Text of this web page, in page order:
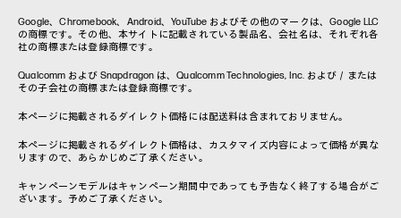
Google、Chromebook、Android、YouTube およびその他のマークは、Google LLC
の商標です。その他、本サイトに記載されている製品名、会社名は、それぞれ各
社の商標または登録商標です。
Qualcomm および Snapdragon は、Qualcomm Technologies, Inc. および／または
その子会社の商標または登録商標です。
本ページに掲載されるダイレクト価格には配送料は含まれておりません。
本ページに掲載されるダイレクト価格は、カスタマイズ内容によって価格が異な
りますので、あらかじめご了承ください。
キャンペーンモデルはキャンペーン期間中であっても予告なく終了する場合がご
ざいます。予めご了承ください。